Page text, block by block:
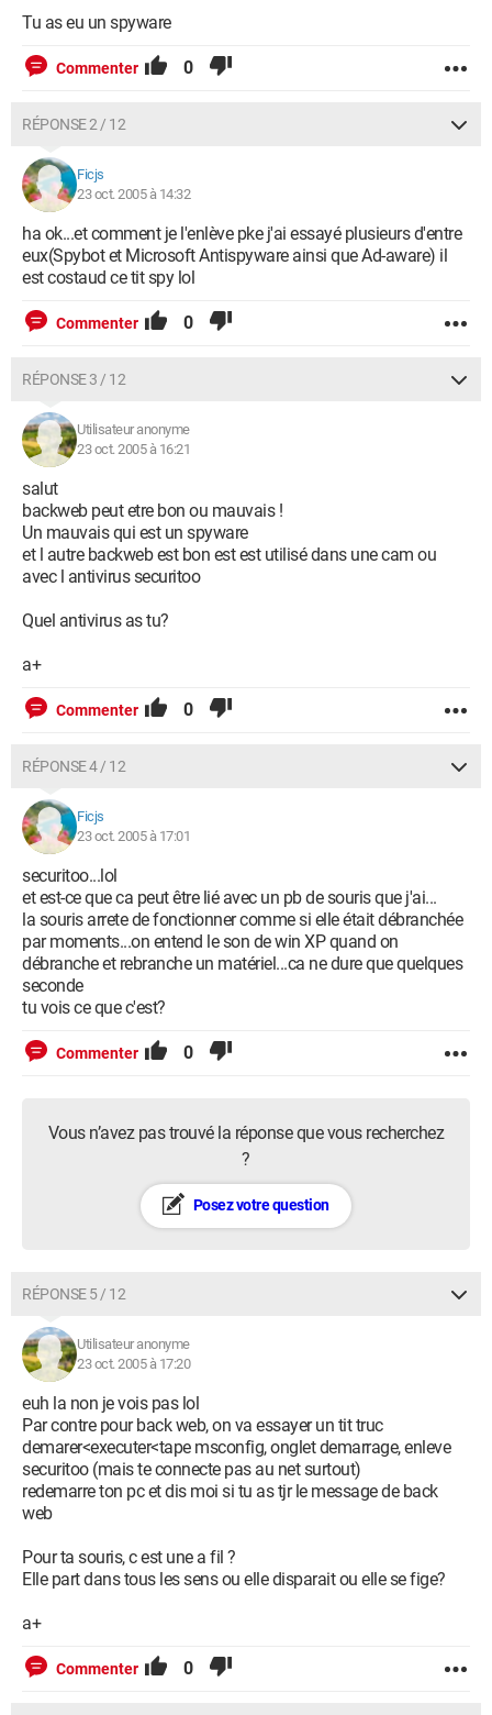
Tu as eu un spyware
Commenter 0
RÉPONSE 2 / 12
Ficjs
23 oct. 2005 à 14:32
ha ok...et comment je l'enlève pke j'ai essayé plusieurs d'entre
eux(Spybot et Microsoft Antispyware ainsi que Ad-aware) il
est costaud ce tit spy lol
Commenter 0
RÉPONSE 3 / 12
Utilisateur anonyme
23 oct. 2005 à 16:21
salut
backweb peut etre bon ou mauvais !
Un mauvais qui est un spyware
et l autre backweb est bon est est utilisé dans une cam ou
avec l antivirus securitoo
Quel antivirus as tu?
a+
Commenter 0
RÉPONSE 4 / 12
Ficjs
23 oct. 2005 à 17:01
securitoo...lol
et est-ce que ca peut être lié avec un pb de souris que j'ai...
la souris arrete de fonctionner comme si elle était débranchée
par moments...on entend le son de win XP quand on
débranche et rebranche un matériel...ca ne dure que quelques
seconde
tu vois ce que c'est?
Commenter 0
Vous n’avez pas trouvé la réponse que vous recherchez
?
Posez votre question
RÉPONSE 5 / 12
Utilisateur anonyme
23 oct. 2005 à 17:20
euh la non je vois pas lol
Par contre pour back web, on va essayer un tit truc
demarer<executer<tape msconfig, onglet demarrage, enleve
securitoo (mais te connecte pas au net surtout)
redemarre ton pc et dis moi si tu as tjr le message de back
web
Pour ta souris, c est une a fil ?
Elle part dans tous les sens ou elle disparait ou elle se fige?
a+
Commenter 0